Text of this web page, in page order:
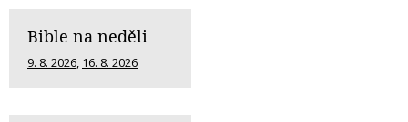
Bible na neděli
9. 8. 2026 16. 8. 2026